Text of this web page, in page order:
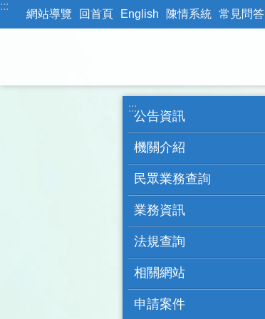
跳到主要內容區塊
:::
網站導覽 回首頁 English 陳情系統 常見問答
:::
公告資訊
機關介紹
民眾業務查詢
業務資訊
法規查詢
相關網站
申請案件